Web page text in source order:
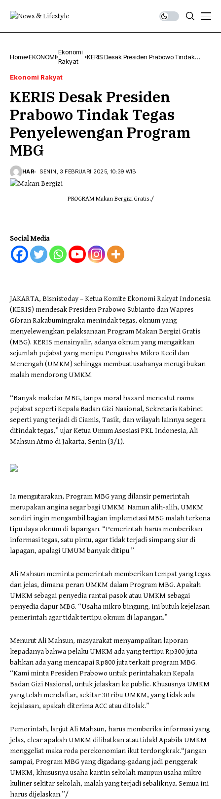
Home EKONOMI
Ekonomi
Rakyat
KERIS Desak Presiden Prabowo Tindak
Ekonomi Rakyat
KERIS Desak Presiden
Prabowo Tindak Tegas
Penyelewengan Program
MBG
HAR SENIN, 3 FEBRUARI 2025, 10:39 WIB
PROGRAM Makan Bergizi Gratis./
Social Media
JAKARTA, Bisnistoday – Ketua Komite Ekonomi Rakyat Indonesia
(KERIS) mendesak Presiden Prabowo Subianto dan Wapres
Gibran Rakabumingraka menindak tegas, oknum yang
menyelewengkan pelaksanaan Program Makan Bergizi Gratis
(MBG). KERIS mensinyalir, adanya oknum yang mengaitkan
sejumlah pejabat yang menipu Pengusaha Mikro Kecil dan
Menengah (UMKM) sehingga membuat usahanya merugi bukan
malah mendorong UMKM.
“Banyak makelar MBG, tanpa moral hazard mencatut nama
pejabat seperti Kepala Badan Gizi Nasional, Sekretaris Kabinet
seperti yang terjadi di Ciamis, Tasik, dan wilayah lainnya segera
ditindak tegas,” ujar Ketua Umum Asosiasi PKL Indonesia, Ali
Mahsun Atmo di Jakarta, Senin (3/1).
Ia mengutarakan, Program MBG yang dilansir pemerintah
merupakan angina segar bagi UMKM. Namun alih-alih, UMKM
sendiri ingin mengambil bagian implemetasi MBG malah terkena
tipu daya oknum di lapangan. “Pemerintah harus memberikan
informasi tegas, satu pintu, agar tidak terjadi simpang siur di
lapagan, apalagi UMUM banyak ditipu.”
Ali Mahsun meminta pemerintah memberikan tempat yang tegas
dan jelas, dimana peran UMKM dalam Program MBG. Apakah
UMKM sebagai penyedia rantai pasok atau UMKM sebagai
penyedia dapur MBG. “Usaha mikro bingung, ini butuh kejelasan
pemerintah agar tidak tertipu oknum di lapangan.”
Menurut Ali Mahsun, masyarakat menyampaikan laporan
kepadanya bahwa pelaku UMKM ada yang tertipu Rp300 juta
bahkan ada yang mencapai Rp800 juta terkait program MBG.
“Kami minta Presiden Prabowo untuk perintahakan Kepala
Badan Gizi Nasional, untuk jelaskan ke public. Khususnya UMKM
yang telah mendaftar, sekitar 30 ribu UMKM, yang tidak ada
kejalasan, apakah diterima ACC atau ditolak.”
Pemerintah, lanjut Ali Mahsun, harus memberika informasi yang
jelas, clear apakah UMKM dilibatkan atau tidak! Apabila UMKM
menggeliat maka roda perekonomian ikut terdongkrak.“Jangan
sampai, Program MBG yang digadang-gadang jadi penggerak
UMKM, khususnya usaha kantin sekolah maupun usaha mikro
kuliner sekitar sekolah, malah yang terjadi sebaliknya. Semua ini
harus dijelaskan.”/